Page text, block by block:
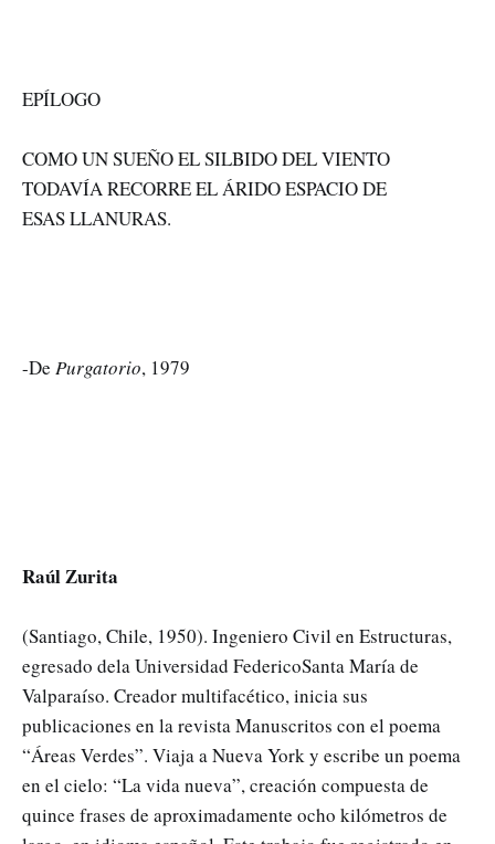
EPÍLOGO
COMO UN SUEÑO EL SILBIDO DEL VIENTO
TODAVÍA RECORRE EL ÁRIDO ESPACIO DE
ESAS LLANURAS.
-De Purgatorio, 1979
Raúl Zurita
(Santiago, Chile, 1950). Ingeniero Civil en Estructuras,
egresado dela Universidad FedericoSanta María de
Valparaíso. Creador multifacético, inicia sus
publicaciones en la revista Manuscritos con el poema
“Áreas Verdes”. Viaja a Nueva York y escribe un poema
en el cielo: “La vida nueva”, creación compuesta de
quince frases de aproximadamente ocho kilómetros de